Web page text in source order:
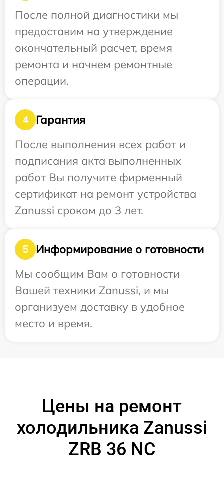
После полной диагностики мы
предоставим на утверждение
окончательный расчет, время
ремонта и начнем ремонтные
операции.
4
Гарантия
После выполнения всех работ и
подписания акта выполненных
работ Вы получите фирменный
сертификат на ремонт устройства
Zanussi сроком до 3 лет.
5
Информирование о готовности
Мы сообщим Вам о готовности
Вашей техники Zanussi, и мы
организуем доставку в удобное
место и время.
Цены на ремонт
холодильника Zanussi
ZRB 36 NC